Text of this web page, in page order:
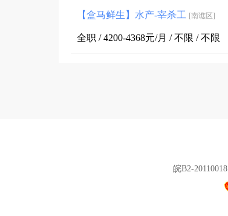
【盒马鲜生】水产-宰杀工 [南谯区]
全职 / 4200-4368元/月 / 不限 / 不限
皖B2-20110018